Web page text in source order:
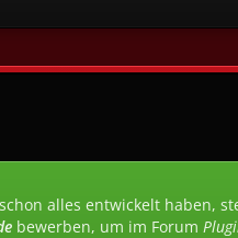
alles entwickelt haben,
bewerben, um im Forum